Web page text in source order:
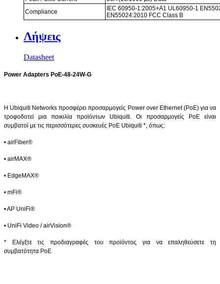
Compliance
IEC 60950-1:2005+A1 UL60950-1
EN55024:2010 FCC Class B
Λήψεις
Datasheet
Power Adapters PoE-48-24W-G
Η Ubiquiti Networks προσφέρει προσαρμογείς Power over Ethernet(PoE) για να
τροφοδοτεί μια ποικιλία προϊόντων Ubiquiti . Οι προσαρμογείς PoE είναι
συμβατοί με τις περισσότερες συσκευές PoE Ubiquiti *, όπως:
• airFiber®
• airMAX®
• EdgeMAX®
• mFi®
• AP UniFi®
• UniFi Video /airVision®
* Ελέγξτε τις προδιαγραφές του προϊόντος για να επαληθεύσετε τη
συμβατότητα PoE